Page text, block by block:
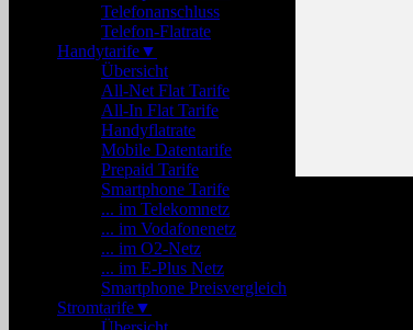
Telefonanschluss
Telefon-Flatrate
Handytarife▼
Übersicht
All-Net Flat Tarife
All-In Flat Tarife
Handyflatrate
Mobile Datentarife
Prepaid Tarife
Smartphone Tarife
... im Telekomnetz
... im Vodafonenetz
... im O2-Netz
... im E-Plus Netz
Smartphone Preisvergleich
Stromtarife▼